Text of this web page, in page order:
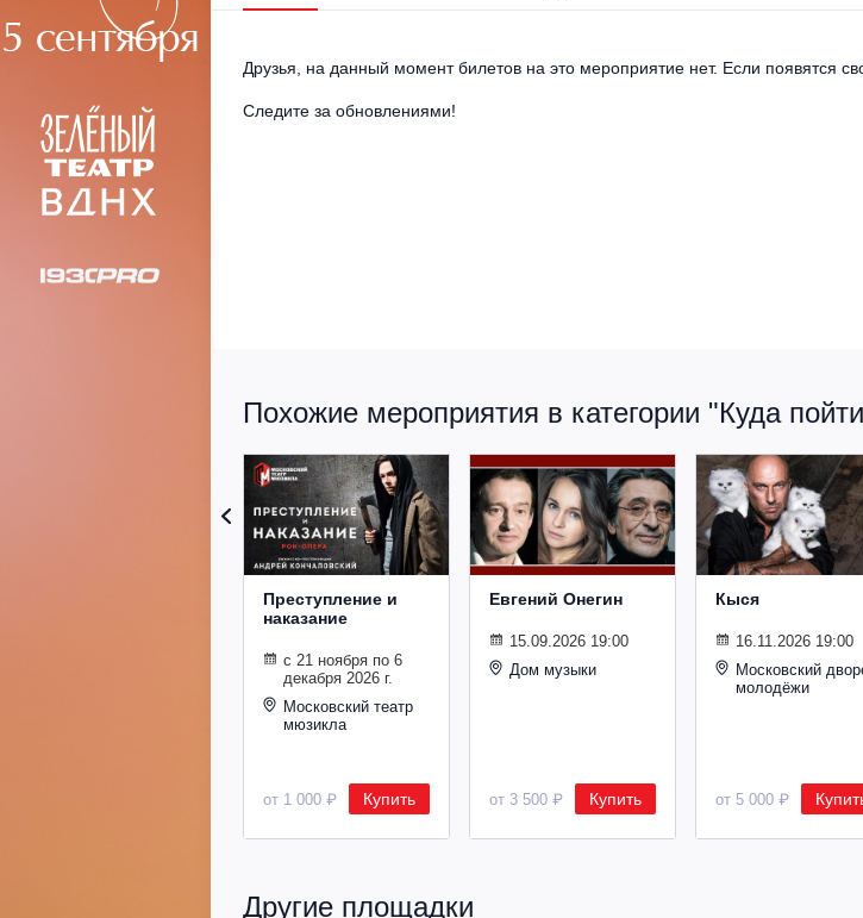
Друзья, на данный момент билетов на это мероприятие нет. Если появятся
Следите за обновлениями!
Похожие мероприятия в категории "Куда
Преступление и
наказание
с 21 ноября по 6
декабря 2026 г.
Московский театр
мюзикла
от 1 000 ₽ Купить
Евгений Онегин
15.09.2026 19:00
Дом музыки
от 3 500 ₽ Купить
Кыся
16.11.2026 19:00
Московский
молодёжи
от 5 000 ₽
Другие площадки